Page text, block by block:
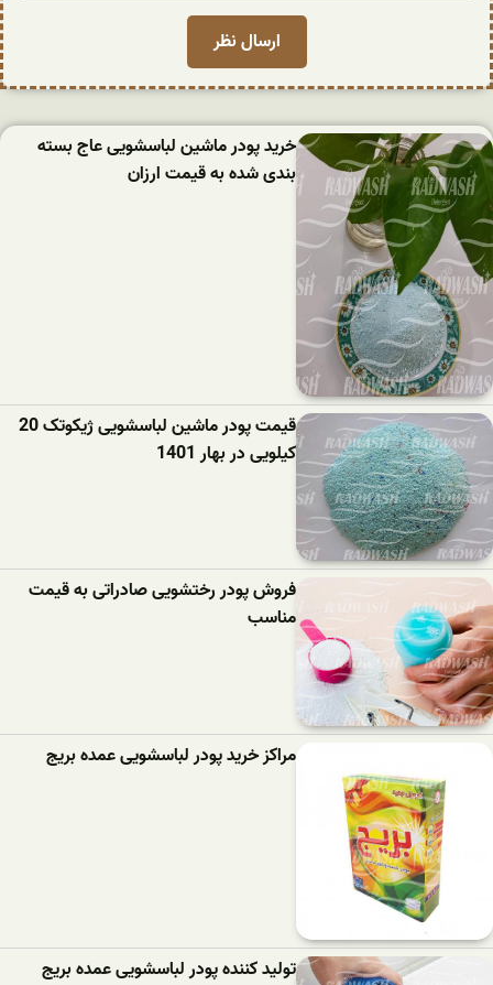
خرید پودر ماشین لباسشویی عاج بسته
بندی شده به قیمت ارزان
قیمت پودر ماشین لباسشویی ژیکوتک 20
کیلویی در بهار 1401
فروش پودر رختشویی صادراتی به قیمت
مناسب
مراکز خرید پودر لباسشویی عمده بریج
تولید کننده پودر لباسشویی عمده بریج